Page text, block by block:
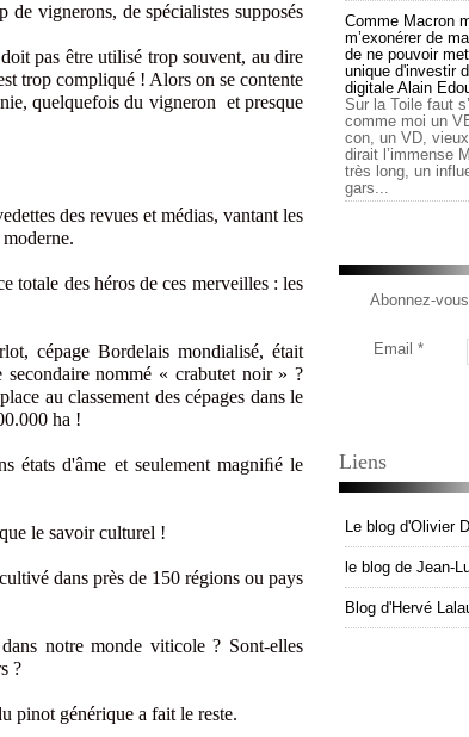
vignerons, de spécialistes supposés
pas être utilisé trop souvent, au dire
trop compliqué ! Alors on se contente
quelquefois du vigneron et presque
des revues et médias, vantant les
totale des héros de ces merveilles : les
cépage Bordelais mondialisé, était
secondaire nommé « crabutet noir » ?
au classement des cépages dans le
ha !
états d'âme et seulement magniﬁé le
le savoir culturel !
dans près de 150 régions ou pays
notre monde viticole ? Sont-elles
?
pinot générique a fait le reste.
Comme Macron
m’exonérer de
de ne pouvoir
unique d'investir
digitale Alain
Sur la Toile faut
comme moi un
con, un VD,
dirait l’immense
très long, un
gars...
Abonnez-
Email
Liens
Le blog d'Olivier
le blog de Jean-
Blog d'Hervé